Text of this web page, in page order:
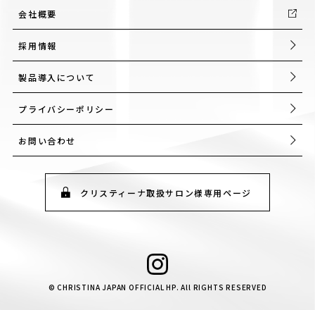
会社概要
採用情報
製品導入について
プライバシーポリシー
お問い合わせ
クリスティーナ取扱サロン様専用ページ
© CHRISTINA JAPAN OFFICIAL HP. All RIGHTS RESERVED